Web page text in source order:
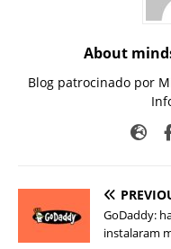
About
Blog patrocinado por
GoDaddy:
instalaram